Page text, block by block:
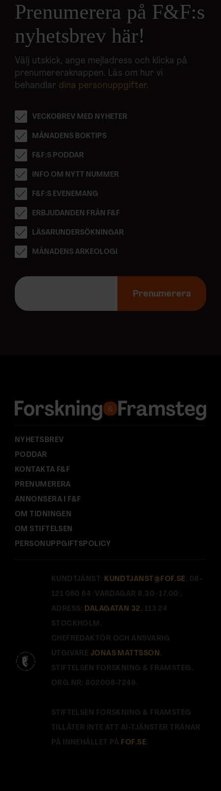
Prenumerera på F&F:s
nyhetsbrev här!
Välj utskick, ange mejladress och klicka på
prenumereraknappen. Läs om hur vi
behandlar dina personuppgifter.
VECKOBREV MED NYHETER
MÅNADENS BOKTIPS
F&F:S PODDAR
INFO OM NYTT NUMMER
F&F:S EVENEMANG
ERBJUDANDEN FRÅN F&F
LÄSARUNDERSÖKNINGAR
MÅNADENS ARKEOLOGI
E
p
s
:
Prenumerera
NYHETSBREV
PODDAR
KONTAKTA F&F
PRENUMERERA
ANNONSERA I F&F
OM TIDNINGEN
OM STIFTELSEN
PERSONUPPGIFTSPOLICY
KUNDTJÄNST: KUNDTJANST@FOF.SE , 08-
121 060 64 (VARDAGAR 8.30–17.00).
ADRESS: DALAGATAN 32 , 113 24
STOCKHOLM.
CHEFREDAKTÖR OCH ANSVARIG
UTGIVARE JONAS MATTSSON.
STIFTELSEN FORSKNING & FRAMSTEG.
ORG.NR: 802008-7246.
STIFTELSEN FORSKNING & FRAMSTEG
TILLÅTER INTE ATT AI-TJÄNSTER TRÄNAR
PÅ INNEHÅLLET PÅ FOF.SE.